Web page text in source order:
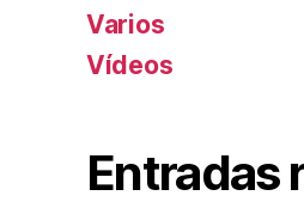
Varios
Ví­deos
Entradas